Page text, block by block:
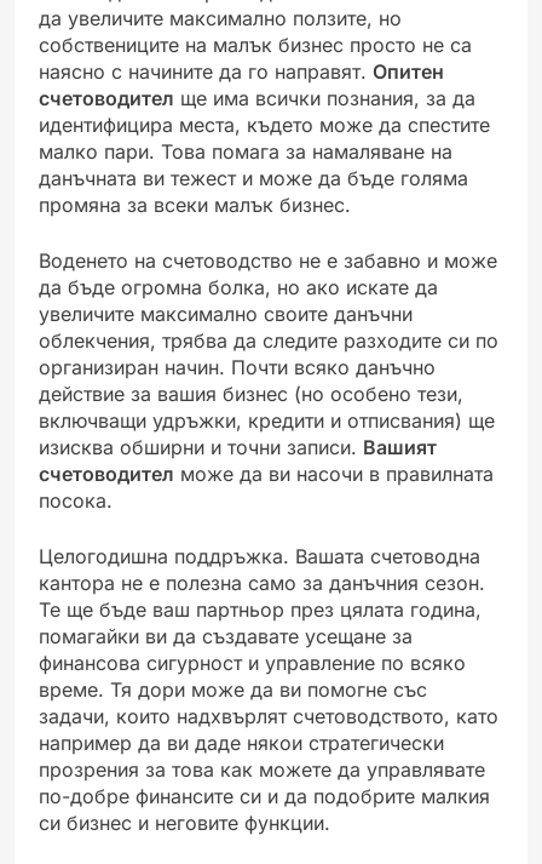
да увеличите максимално ползите, но
собствениците на малък бизнес просто не са
наясно с начините да го направят. Опитен
счетоводител ще има всички познания, за да
идентифицира места, където може да спестите
малко пари. Това помага за намаляване на
данъчната ви тежест и може да бъде голяма
промяна за всеки малък бизнес.
Воденето на счетоводство не е забавно и може
да бъде огромна болка, но ако искате да
увеличите максимално своите данъчни
облекчения, трябва да следите разходите си по
организиран начин. Почти всяко данъчно
действие за вашия бизнес (но особено тези,
включващи удръжки, кредити и отписвания) ще
изисква обширни и точни записи. Вашият
счетоводител може да ви насочи в правилната
посока.
Целогодишна поддръжка. Вашата счетоводна
кантора не е полезна само за данъчния сезон.
Те ще бъде ваш партньор през цялата година,
помагайки ви да създавате усещане за
финансова сигурност и управление по всяко
време. Тя дори може да ви помогне със
задачи, които надхвърлят счетоводството, като
например да ви даде някои стратегически
прозрения за това как можете да управлявате
по-добре финансите си и да подобрите малкия
си бизнес и неговите функции.